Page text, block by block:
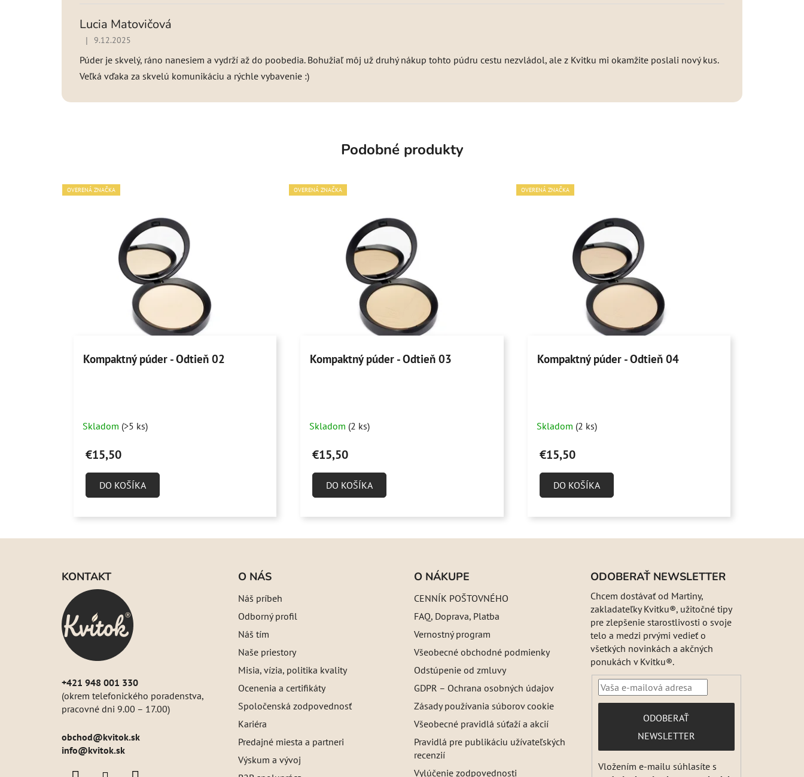
p
h
o
n
Lucia Matovičová
Hodnotenie produktu je 5 z 5 hviezdičiek.
| 9.12.2025
Púder je skvelý, ráno nanesiem a vydrží až do poobedia. Bohužiaľ môj už druhý nákup tohto púdru cestu nezvládol, ale z Kvitku mi okamžite poslali nový kus.
Veľká vďaka za skvelú komunikáciu a rýchle vybavenie :)
Podobné produkty
OVERENÁ ZNAČKA
Kompaktný púder - Odtieň 02
Skladom (>5 ks)
€15,50
DO KOŠÍKA
OVERENÁ ZNAČKA
Kompaktný púder - Odtieň 03
Skladom (2 ks)
€15,50
DO KOŠÍKA
OVERENÁ ZNAČKA
Kompaktný púder - Odtieň 04
Skladom (2 ks)
€15,50
DO KOŠÍKA
KONTAKT
+421 948 001 330
(okrem telefonického poradenstva,
pracovné dni 9.00 – 17.00)
obchod@kvitok.sk
info@kvitok.sk
O NÁS
Náš príbeh
Odborný profil
Náš tím
Naše priestory
Misia, vízia, politika kvality
Ocenenia a certifikáty
Spoločenská zodpovednosť
Kariéra
Predajné miesta a partneri
Výskum a vývoj
O NÁKUPE
CENNÍK POŠTOVNÉHO
FAQ, Doprava, Platba
Vernostný program
Všeobecné obchodné podmienky
Odstúpenie od zmluvy
GDPR – Ochrana osobných údajov
Zásady používania súborov cookie
Všeobecné pravidlá súťaží a akcií
Pravidlá pre publikáciu užívateľských
recenzií
Vylúčenie zodpovednosti
ODOBERAŤ NEWSLETTER
Chcem dostávať od Martiny,
zakladateľky Kvitku®, užitočné tipy
pre zlepšenie starostlivosti o svoje
telo a medzi prvými vedieť o
všetkých novinkách a akčných
ponukách v Kvitku®.
PRIHLÁSIŤ
SA
ODOBERAŤ
NEWSLETTER
Vložením e-mailu súhlasíte s